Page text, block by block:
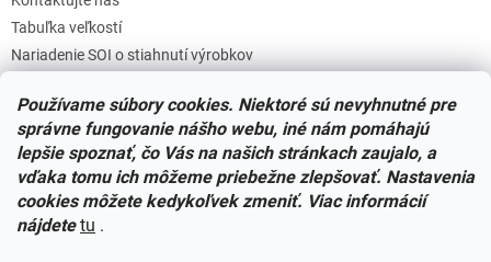
Používame súbory cookies. Niektoré sú nevyhnutné pre
správne fungovanie nášho webu, iné nám pomáhajú
lepšie spoznať, čo Vás na našich stránkach zaujalo, a
vďaka tomu ich môžeme priebežne zlepšovať. Nastavenia
cookies môžete kedykoľvek zmeniť. Viac informácií
nájdete tu .
Tabuľka veľkostí
Nariadenie SOI o stiahnutí výrobkov
Zásady súborov COOKIES
Facebook